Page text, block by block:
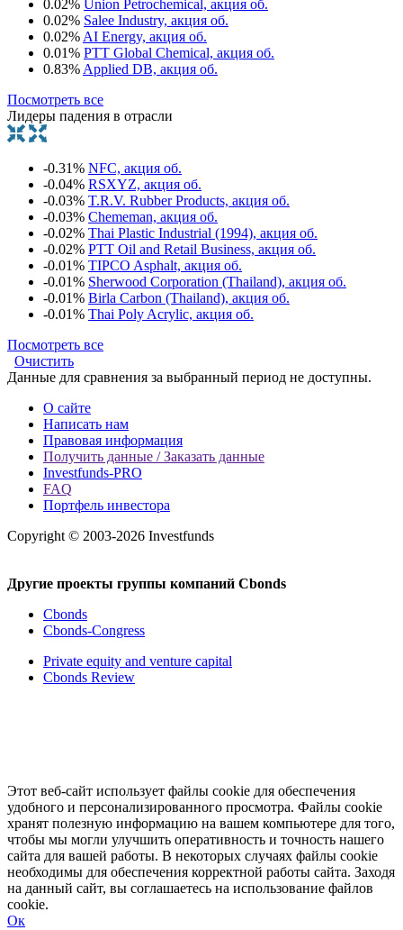
0.02% Union Petrochemical, акция об.
0.02% Salee Industry, акция об.
0.02% AI Energy, акция об.
0.01% PTT Global Chemical, акция об.
0.83% Applied DB, акция об.
Посмотреть все
Лидеры падения в отрасли
-0.31% NFC, акция об.
-0.04% RSXYZ, акция об.
-0.03% T.R.V. Rubber Products, акция об.
-0.03% Chememan, акция об.
-0.02% Thai Plastic Industrial (1994), акция об.
-0.02% PTT Oil and Retail Business, акция об.
-0.01% TIPCO Asphalt, акция об.
-0.01% Sherwood Corporation (Thailand), акция об.
-0.01% Birla Carbon (Thailand), акция об.
-0.01% Thai Poly Acrylic, акция об.
Посмотреть все
Очистить
Данные для сравнения за выбранный период не доступны.
О сайте
Написать нам
Правовая информация
Получить данные / Заказать данные
Investfunds-PRO
FAQ
Портфель инвестора
Copyright © 2003-2026 Investfunds
Другие проекты группы компаний Cbonds
Cbonds
Cbonds-Congress
Private equity and venture capital
Cbonds Review
Этот веб-сайт использует файлы cookie для обеспечения
удобного и персонализированного просмотра. Файлы cookie
хранят полезную информацию на вашем компьютере для того,
чтобы мы могли улучшить оперативность и точность нашего
сайта для вашей работы. В некоторых случаях файлы cookie
необходимы для обеспечения корректной работы сайта. Заходя
на данный сайт, вы соглашаетесь на использование файлов
cookie.
Ок